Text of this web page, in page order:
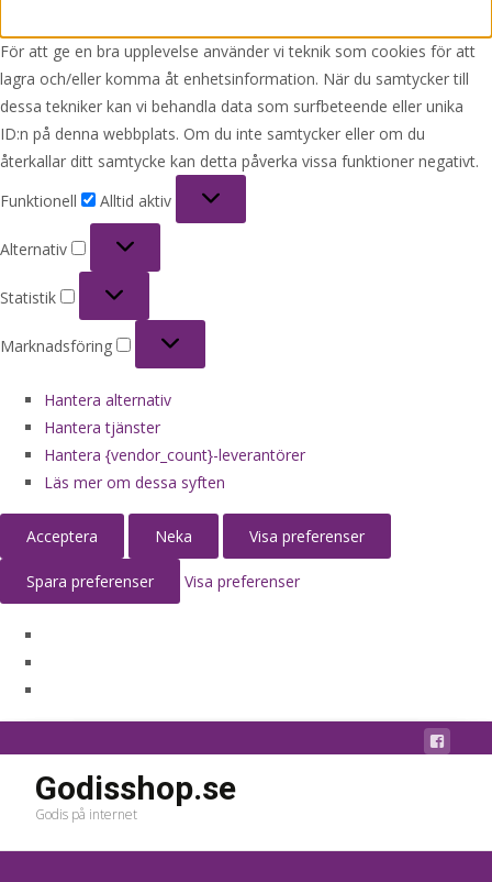
För att ge en bra upplevelse använder vi teknik som cookies för att
lagra och/eller komma åt enhetsinformation. När du samtycker till
dessa tekniker kan vi behandla data som surfbeteende eller unika
ID:n på denna webbplats. Om du inte samtycker eller om du
återkallar ditt samtycke kan detta påverka vissa funktioner negativt.
Funktionell
Alltid aktiv
Alternativ
Statistik
Marknadsföring
Hantera alternativ
Hantera tjänster
Hantera {vendor_count}-leverantörer
Läs mer om dessa syften
Acceptera Neka Visa preferenser
Spara preferenser Visa preferenser
Godisshop.se
Godis på internet